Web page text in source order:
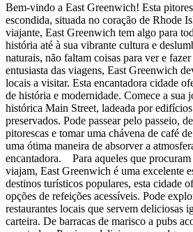
Bem-vindo a East Greenwich! Esta
escondida, situada no coração de Rhode
viajante, East Greenwich tem algo para
história até à sua vibrante cultura e
naturais, não faltam coisas para ver e
entusiasta das viagens, East Greenwich
locais a visitar. Esta encantadora cidade
de história e modernidade. Comece a sua
histórica Main Street, ladeada por
preservados. Pode passear pelo passeio,
pitorescas e tomar uma chávena de café
uma ótima maneira de absorver a
encantadora. Para aqueles que
viajam, East Greenwich é uma excelente
destinos turísticos populares, esta cidade
opções de refeições acessíveis. Pode
restaurantes locais que servem deliciosas
carteira. De barracas de marisco a pubs